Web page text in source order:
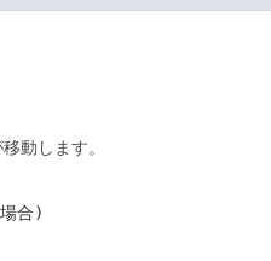
動します。
合)